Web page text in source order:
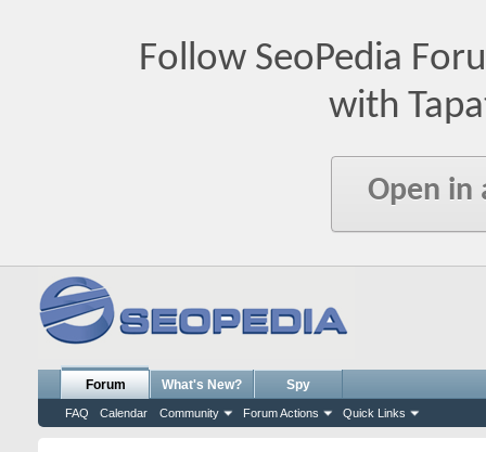
Follow SeoPedia
with
Open in
Forum
FAQ Calendar Community Forum Actions Quick Links
What's New? Spy